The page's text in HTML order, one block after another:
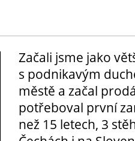
Začali jsme jako
s podnikavým
městě a začal
potřeboval první
než 15 letech, 3